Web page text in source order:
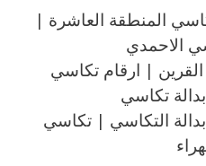
المنطقة العاشرة |
الاحمدي
| ارقام تكاسي
تكاسي
التكاسي | تكاسي